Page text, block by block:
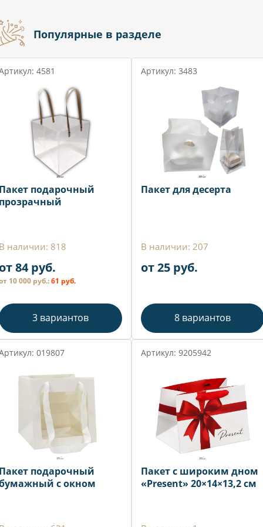
Популярные в разделе
4581
подарочный
наличии: 818
84 руб.
10 000 руб.:61 руб.
3 вариантов
Артикул: 3483
Пакет для десерта
В наличии: 207
от 25 руб.
8 вариантов
019807
подарочный
с окном
Артикул: 9205942
Пакет с широким дном
«Present» 20×14×13,2 см